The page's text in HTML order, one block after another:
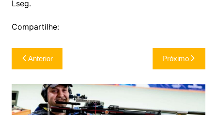
Lseg.
Compartilhe:
Navegação
de
Post
Anterior Próximo